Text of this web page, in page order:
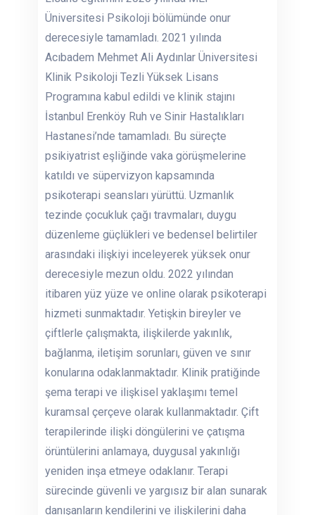
Üniversitesi Psikoloji bölümünde onur
derecesiyle tamamladı. 2021 yılında
Acıbadem Mehmet Ali Aydınlar Üniversitesi
Klinik Psikoloji Tezli Yüksek Lisans
Programına kabul edildi ve klinik stajını
İstanbul Erenköy Ruh ve Sinir Hastalıkları
Hastanesi’nde tamamladı. Bu süreçte
psikiyatrist eşliğinde vaka görüşmelerine
katıldı ve süpervizyon kapsamında
psikoterapi seansları yürüttü. Uzmanlık
tezinde çocukluk çağı travmaları, duygu
düzenleme güçlükleri ve bedensel belirtiler
arasındaki ilişkiyi inceleyerek yüksek onur
derecesiyle mezun oldu. 2022 yılından
itibaren yüz yüze ve online olarak psikoterapi
hizmeti sunmaktadır. Yetişkin bireyler ve
çiftlerle çalışmakta, ilişkilerde yakınlık,
bağlanma, iletişim sorunları, güven ve sınır
konularına odaklanmaktadır. Klinik pratiğinde
şema terapi ve ilişkisel yaklaşımı temel
kuramsal çerçeve olarak kullanmaktadır. Çift
terapilerinde ilişki döngülerini ve çatışma
örüntülerini anlamaya, duygusal yakınlığı
yeniden inşa etmeye odaklanır. Terapi
sürecinde güvenli ve yargısız bir alan sunarak
danışanların kendilerini ve ilişkilerini daha